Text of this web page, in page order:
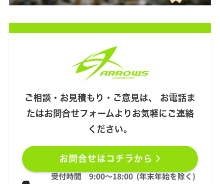
ご相談・お見積もり・ご意見は、 お電話ま
たはお問合せフォームよりお気軽にご連絡
ください。
お問合せはコチラから